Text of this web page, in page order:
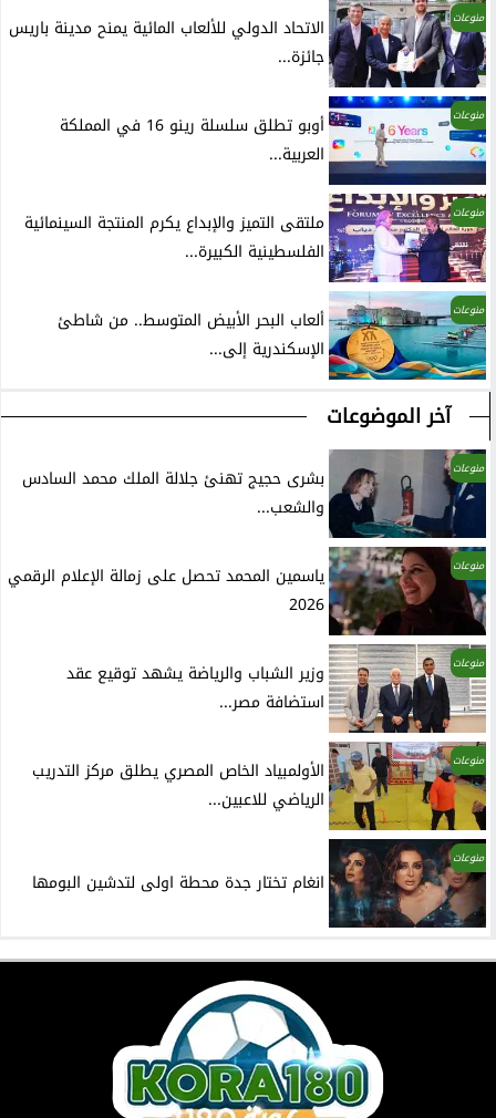
منوعات
الاتحاد الدولي للألعاب المائية يمنح مدينة باريس
جائزة...
منوعات
أوبو تطلق سلسلة رينو 16 في المملكة
العربية...
منوعات
ملتقى التميز والإبداع يكرم المنتجة السينمائية
الفلسطينية الكبيرة...
منوعات
ألعاب البحر الأبيض المتوسط.. من شاطئ
الإسكندرية إلى...
آخر الموضوعات
منوعات
بشرى حجيج تهنئ جلالة الملك محمد السادس
والشعب...
منوعات
ياسمين المحمد تحصل على زمالة الإعلام الرقمي
2026
منوعات
وزير الشباب والرياضة يشهد توقيع عقد
استضافة مصر...
منوعات
الأولمبياد الخاص المصري يطلق مركز التدريب
الرياضي للاعبين...
منوعات
انغام تختار جدة محطة اولى لتدشين البومها